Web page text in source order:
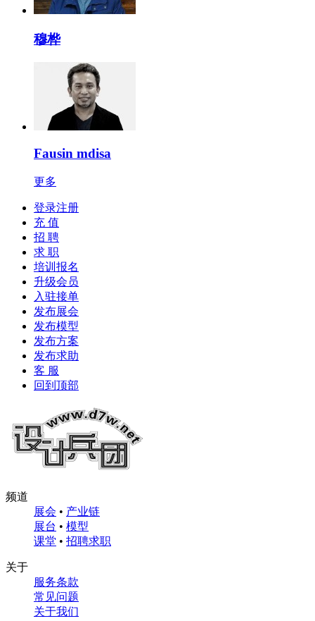
穆桦
Fausin mdisa
更多
登录注册
充 值
招 聘
求 职
培训报名
升级会员
入驻接单
发布展会
发布模型
发布方案
发布求助
客 服
回到顶部
频道
展会 • 产业链
展台 • 模型
课堂 • 招聘求职
关于
服务条款
常见问题
关于我们